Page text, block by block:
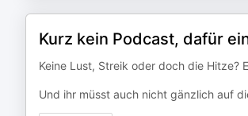
Kurz kein Podcast, dafür
Keine Lust, Streik oder doch die Hitze?
Und ihr müsst auch nicht gänzlich auf